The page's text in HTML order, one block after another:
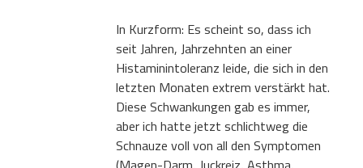
In Kurzform: Es scheint so, dass ich
seit Jahren, Jahrzehnten an einer
Histaminintoleranz leide, die sich in den
letzten Monaten extrem verstärkt hat.
Diese Schwankungen gab es immer,
aber ich hatte jetzt schlichtweg die
Schnauze voll von all den Symptomen